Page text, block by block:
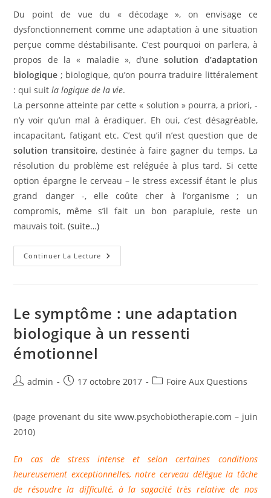
Du point de vue du « décodage », on envisage ce
dysfonctionnement comme une adaptation à une situation
perçue comme déstabilisante. C’est pourquoi on parlera, à
propos de la « maladie », d’unesolution d’adaptation
biologique ; biologique, qu’on pourra traduire littéralement
: qui suitla logique de la vie.
La personne atteinte par cette « solution » pourra, a priori, ­
n’y voir qu’un mal à éradiquer. Eh oui, c’est désagréable,
incapacitant, fatigant etc. C’est qu’il n’est question que de
solution transitoire, destinée à faire gagner du temps. La
résolution du problème est reléguée à plus tard. Si cette
option épargne le cerveau – le stress excessif étant le plus
grand danger -, elle coûte cher à l’organisme ; un
compromis, même s’il fait un bon parapluie, reste un
mauvais toit.(suite…)
Continuer La Lecture Mémoire
Cellulaire
Le symptôme : une adaptation
biologique à un ressenti
émotionnel
Auteur/autrice
publication :
admin
Publication
17 octobre 2017
PostFoire Aux Questions
(page provenant du site www.psychobiotherapie.com – juin
2010)
En cas de stress intense et selon certaines conditions
heureusement exceptionnelles, notre cerveau délègue la tâche
de résoudre la difficulté, à la sagacité très relative de nos